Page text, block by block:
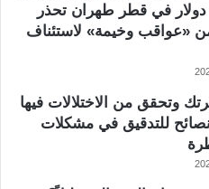
دولار في قطر طهران تحذر
«عواقب وخيمة» لاستئناف
وتحقق من الاختلالات فيها
للتدقيق في مشكلات